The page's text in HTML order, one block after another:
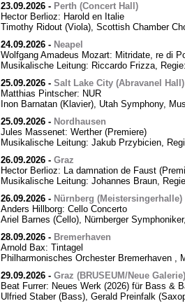
23.09.2026- Perth (Concert Hall)
Hector Berlioz: Harold en Italie
Timothy Ridout (Viola), Scottish Chamber
24.09.2026- Neapel
Wolfgang Amadeus Mozart: Mitridate, re di
Musikalische Leitung: Riccardo Frizza,
25.09.2026- Salt Lake City (Abravanel Hall)
Matthias Pintscher: NUR
Inon Barnatan (Klavier), Utah Symphony,
25.09.2026- Nordhausen
Jules Massenet: Werther (Premiere)
Musikalische Leitung: Jakub Przybicien,
26.09.2026- Graz
Hector Berlioz: La damnation de Faust
Musikalische Leitung: Johannes Braun,
26.09.2026- Nürnberg (Meistersingerhalle)
Anders Hillborg: Cello Concerto
Ariel Barnes (Cello), Nürnberger
28.09.2026- Bremerhaven
Arnold Bax: Tintagel
Philharmonisches Orchester Bremerhaven ,
29.09.2026- Graz (BRUSEUM/Neue Galerie)
Beat Furrer: Neues Werk (2026) für Bass &
Ulfried Staber (Bass), Gerald Preinfalk